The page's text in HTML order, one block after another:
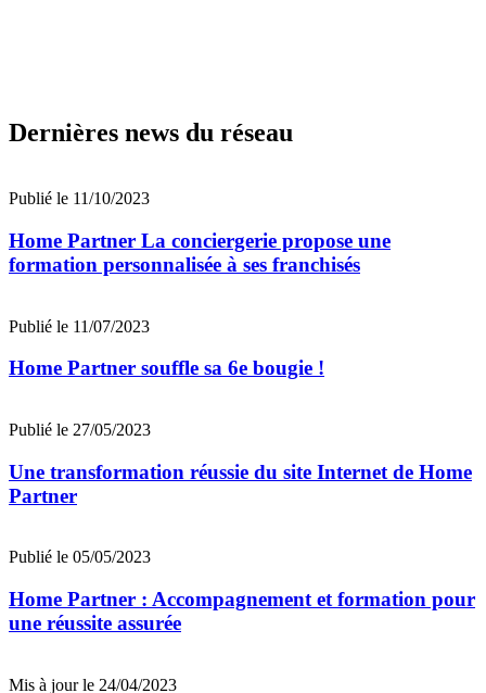
Dernières news du réseau
Publié le 11/10/2023
Home Partner La conciergerie propose une
formation personnalisée à ses franchisés
Publié le 11/07/2023
Home Partner souffle sa 6e bougie !
Publié le 27/05/2023
Une transformation réussie du site Internet de Home
Partner
Publié le 05/05/2023
Home Partner : Accompagnement et formation pour
une réussite assurée
Mis à jour le 24/04/2023